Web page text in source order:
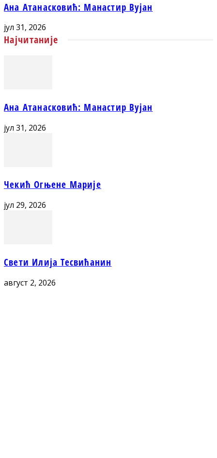
Ана Атанасковић: Манастир Вујан
јул 31, 2026
Најчитаније
Ана Атанасковић: Манастир Вујан
јул 31, 2026
Чекић Огњене Марије
јул 29, 2026
Свети Илија Тесвићанин
август 2, 2026